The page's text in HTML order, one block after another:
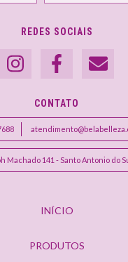
REDES SOCIAIS
CONTATO
Machado 141 - Santo Antonio do
INÍCIO
PRODUTOS